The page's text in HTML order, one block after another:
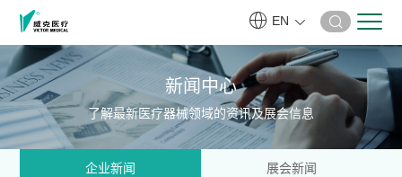
EN
新闻中心
了解最新医疗器械领域的资讯及展会信息
企业新闻 展会新闻